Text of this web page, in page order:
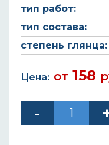
тип работ:
тип состава:
степень глянца:
Цена: от 158